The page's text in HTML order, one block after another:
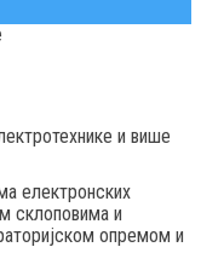
и више
електронских
склоповима и
опремом и